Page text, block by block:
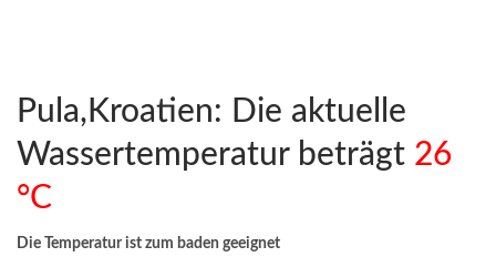
Pula,Kroatien: Die aktuelle
Wassertemperatur beträgt 26
°C
Die Temperatur ist zum baden geeignet